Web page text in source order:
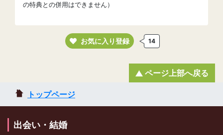
の特典との併用はできません）
お気に入り登録 14
トップページ
ページ上部へ戻る
出会い・結婚